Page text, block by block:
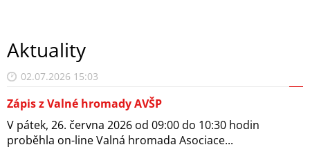
Aktuality
02.07.2026 15:03
Zápis z Valné hromady AVŠP
V pátek, 26. června 2026 od 09:00 do 10:30 hodin
proběhla on-line Valná hromada Asociace...